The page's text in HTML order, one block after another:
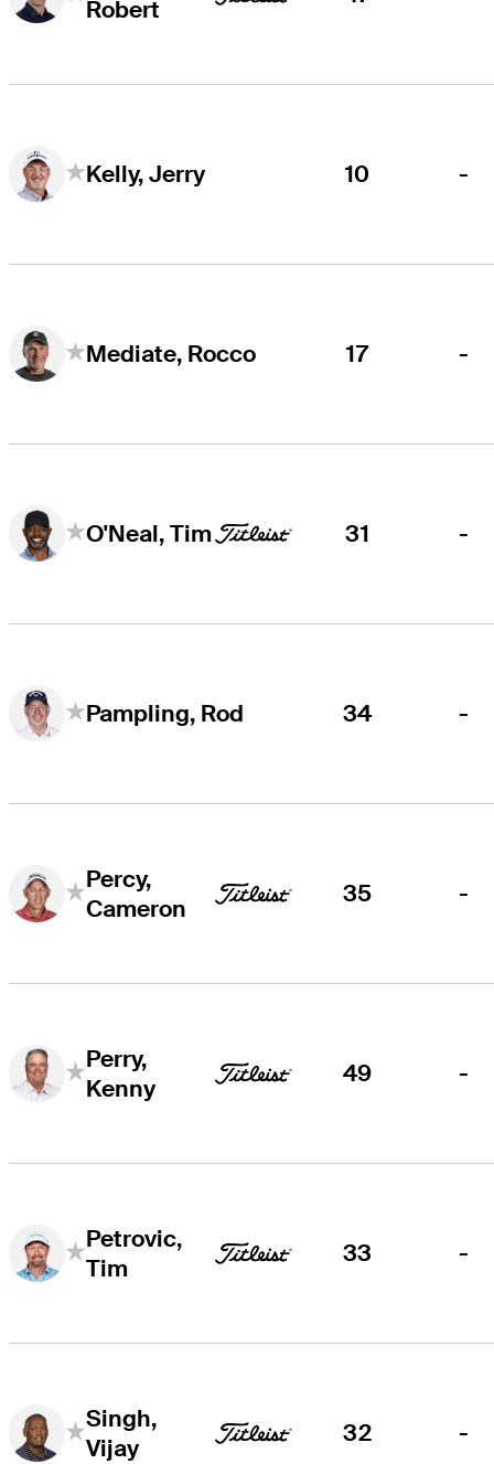
Robert
Kelly, Jerry 10 -
Mediate, Rocco 17 -
O'Neal, Tim 31 -
Pampling, Rod 34 -
Percy,
Cameron
35 -
Perry,
Kenny
49 -
Petrovic,
Tim
33 -
Singh,
Vijay
32 -